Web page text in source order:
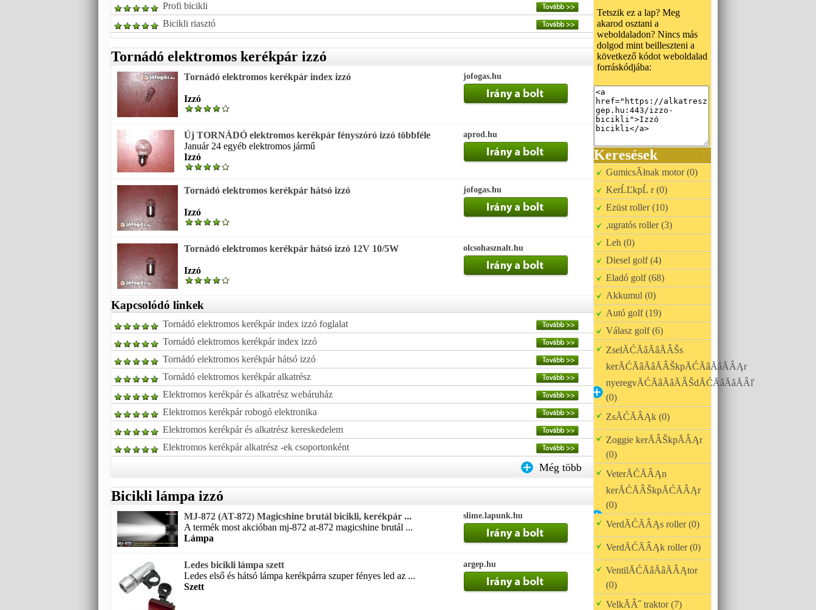
Profi bicikli
Bicikli riasztó
Tornádó elektromos kerékpár izzó
Tornádó elektromos kerékpár index izzó
Izzó
jofogas.hu
Új TORNÁDÓ elektromos kerékpár fényszóró izzó többféle
Január 24 egyéb elektromos jármű
Izzó
aprod.hu
Tornádó elektromos kerékpár hátsó izzó
Izzó
jofogas.hu
Tornádó elektromos kerékpár hátsó izzó 12V 10/5W
Izzó
olcsohasznalt.hu
Kapcsolódó linkek
Tornádó elektromos kerékpár index izzó foglalat
Tornádó elektromos kerékpár index izzó
Tornádó elektromos kerékpár hátsó izzó
Tornádó elektromos kerékpár alkatrész
Elektromos kerékpár és alkatrész webáruház
Elektromos kerékpár robogó elektronika
Elektromos kerékpár és alkatrész kereskedelem
Elektromos kerékpár alkatrész -ek csoportonként
Még több
Bicikli lámpa izzó
MJ-872 (AT-872) Magicshine brutál bicikli, kerékpár ...
A termék most akcióban mj-872 at-872 magicshine brutál ...
Lámpa
slime.lapunk.hu
Ledes bicikli lámpa szett
Ledes első és hátsó lámpa kerékpárra szuper fényes led az ...
Szett
argep.hu
Tetszik ez a lap? Meg
akarod osztani a
weboldaladon? Nincs más
dolgod mint beilleszteni a
következő kódot weboldalad
forráskódjába:
Keresések
GumicsĂłnak motor (0)
KerĹĽkpĹ r (0)
Ezüst roller (10)
,ugratós roller (3)
Leh (0)
Diesel golf (4)
Eladó golf (68)
Akkumul (0)
Autó golf (19)
Válasz golf (6)
ZselĂĆĂâĂâĂÂŠs
kerĂĆĂâĂâĂÂŠkpĂĆĂâĂâĂÂĄr
nyeregvĂĆĂâĂâĂÂŠdĂĆĂâĂâĂÂľ
(0)
ZsĂĆĂÂĄk (0)
Zoggie kerĂÂŠkpĂÂĄr
(0)
VeterĂĆĂÂĄn
kerĂĆĂÂŠkpĂĆĂÂĄr
(0)
VerdĂĆĂÂĄs roller (0)
VerdĂĆĂÂĄk roller (0)
VentilĂĆĂâĂâĂÂĄtor
(0)
VelkĂÂ˝ traktor (7)